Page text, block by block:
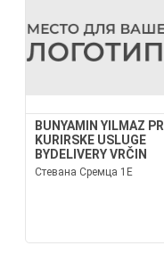
BUNYAMIN YILMAZ PR
KURIRSKE USLUGE
BYDELIVERY VRČIN
Стевана Сремца 1Е